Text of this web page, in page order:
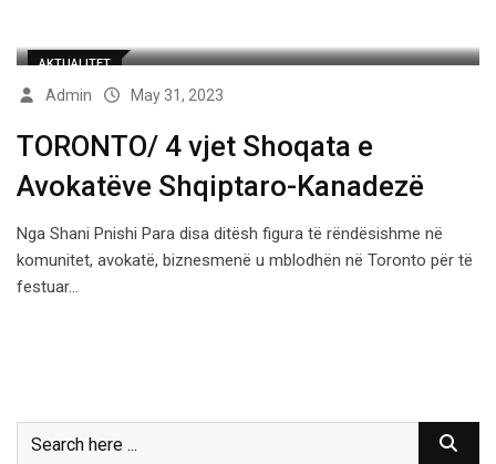
AKTUALITET
Admin May 31, 2023
TORONTO/ 4 vjet Shoqata e
Avokatëve Shqiptaro-Kanadezë
Nga Shani Pnishi Para disa ditësh figura të rëndësishme në
komunitet, avokatë, biznesmenë u mblodhën në Toronto për të
festuar…